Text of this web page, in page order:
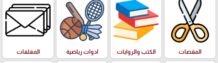
المقصات الكتب والروايات ادوات رياضية المغلفات